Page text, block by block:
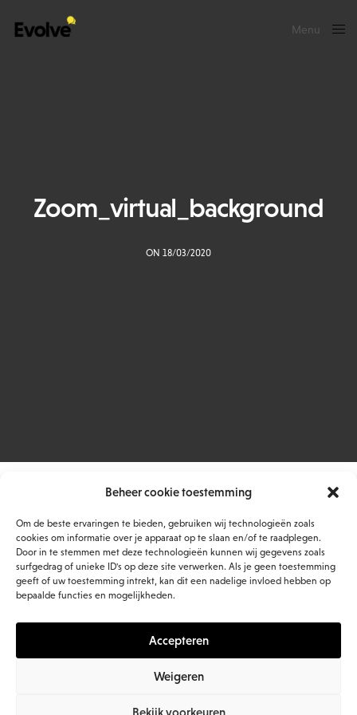
Beheer cookie toestemming
Om de beste ervaringen te bieden, gebruiken wij technologieën zoals
cookies om informatie over je apparaat op te slaan en/of te raadplegen.
Door in te stemmen met deze technologieën kunnen wij gegevens zoals
surfgedrag of unieke ID's op deze site verwerken. Als je geen toestemming
geeft of uw toestemming intrekt, kan dit een nadelige invloed hebben op
bepaalde functies en mogelijkheden.
Accepteren
Weigeren
Bekijk voorkeuren
Menu
Zoom_virtual_background
ON 18/03/2020